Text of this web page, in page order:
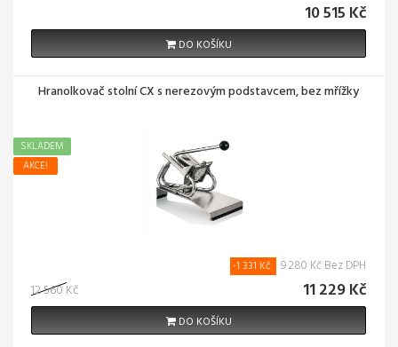
10 515 Kč
DO KOŠÍKU
Hranolkovač stolní CX s nerezovým podstavcem, bez mřížky
AKCE!
SKLADEM
12 560 Kč
-1 331 Kč 9 280 Kč Bez DPH
11 229 Kč
DO KOŠÍKU